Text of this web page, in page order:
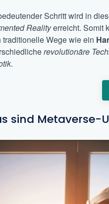
Schritt wird in
Realityerreicht. Somit
traditionelle Wege wie ein
revolutionäre
.
sind Metaverse-